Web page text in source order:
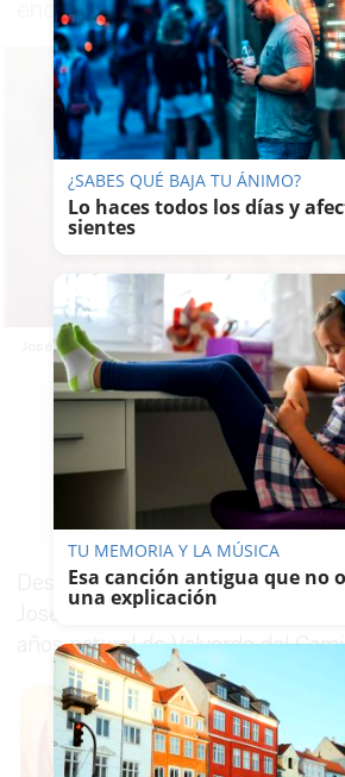
encontraba en Zamora
José Andrés, desaparecido desde hace una
RUBÉN
GUERRERO
07/01/2025
Actualizado: 07/
X
Desde el pasado uno de enero
José Andrés Membrillo Malavé,
años natural de Valverde del
¿SABES QUÉ BAJA TU ÁNIMO?
Lo haces todos los días y
sientes
TU MEMORIA Y LA MÚSICA
Esa canción antigua que no
una explicación